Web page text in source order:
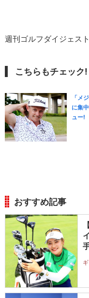
週刊ゴルフダイジェス
こちらもチェック!
「メ
に集
ュー!
おすすめ記事